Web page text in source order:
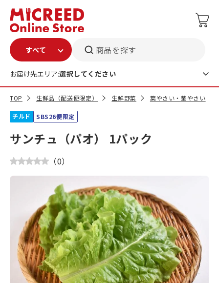
商品を探す
お届け先エリア:選択してください
TOP 生鮮品（配送便限定） 生鮮野菜 葉やさい・茎やさい
チルド SBS26便限定
サンチュ（パオ） 1パック
（0）